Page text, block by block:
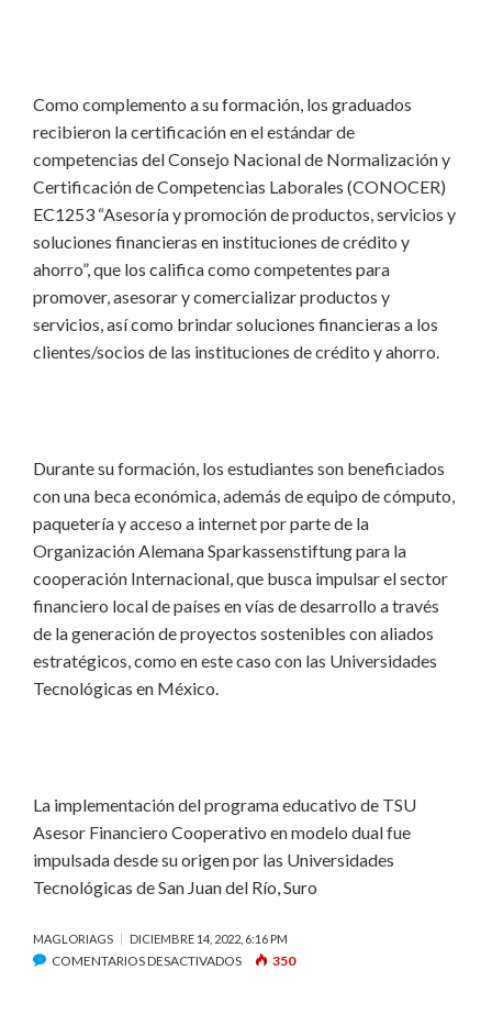
Como complemento a su formación, los graduados
recibieron la certificación en el estándar de
competencias del Consejo Nacional de Normalización y
Certificación de Competencias Laborales (CONOCER)
EC1253 “Asesoría y promoción de productos, servicios y
soluciones financieras en instituciones de crédito y
ahorro”, que los califica como competentes para
promover, asesorar y comercializar productos y
servicios, así como brindar soluciones financieras a los
clientes/socios de las instituciones de crédito y ahorro.
Durante su formación, los estudiantes son beneficiados
con una beca económica, además de equipo de cómputo,
paquetería y acceso a internet por parte de la
Organización Alemana Sparkassenstiftung para la
cooperación Internacional, que busca impulsar el sector
financiero local de países en vías de desarrollo a través
de la generación de proyectos sostenibles con aliados
estratégicos, como en este caso con las Universidades
Tecnológicas en México.
La implementación del programa educativo de TSU
Asesor Financiero Cooperativo en modelo dual fue
impulsada desde su origen por las Universidades
Tecnológicas de San Juan del Río, Suro
MAGLORIAGS DICIEMBRE 14, 2022, 6:16 PM
COMENTARIOS DESACTIVADOSEN
350